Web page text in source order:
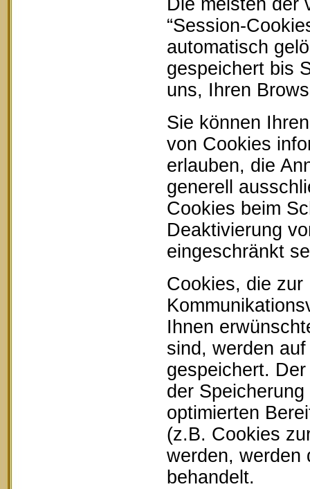
Die meisten der
“Session-
automatisch
gespeichert bis
uns, Ihren
Sie können
von Cookies
erlauben, die
generell
Cookies beim
Deaktivierung
eingeschränkt
Cookies, die zur
Ihnen
sind, werden
gespeichert.
der
optimierten
(z.B. Cookies
werden, werden
behandelt.